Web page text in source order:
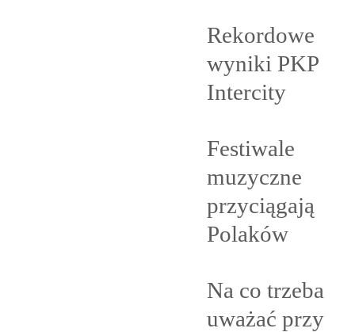
Rekordowe
wyniki PKP
Intercity
Festiwale
muzyczne
przyciągają
Polaków
Na co trzeba
uważać przy